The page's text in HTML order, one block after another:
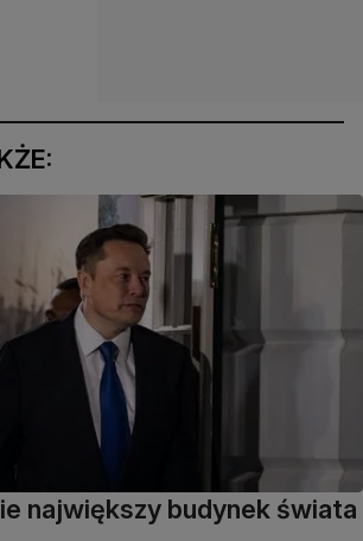
największy budynek świata